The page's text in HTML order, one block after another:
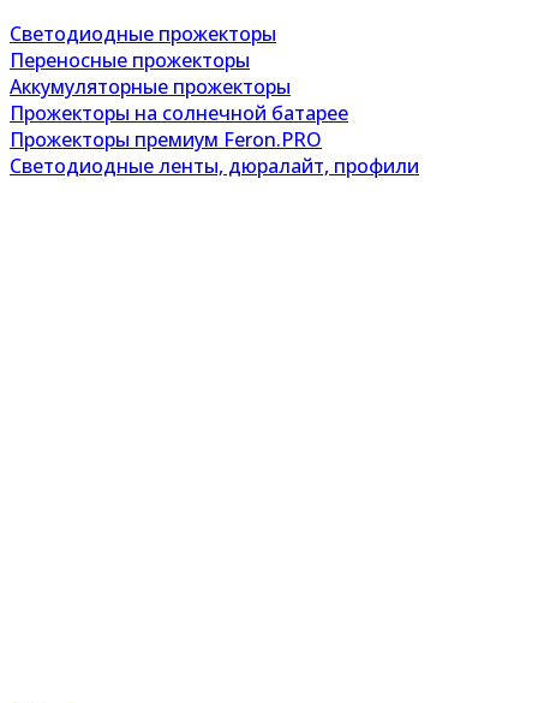
Светодиодные прожекторы
Переносные прожекторы
Аккумуляторные прожекторы
Прожекторы на солнечной батарее
Прожекторы премиум Feron.PRO
Светодиодные ленты, дюралайт, профили